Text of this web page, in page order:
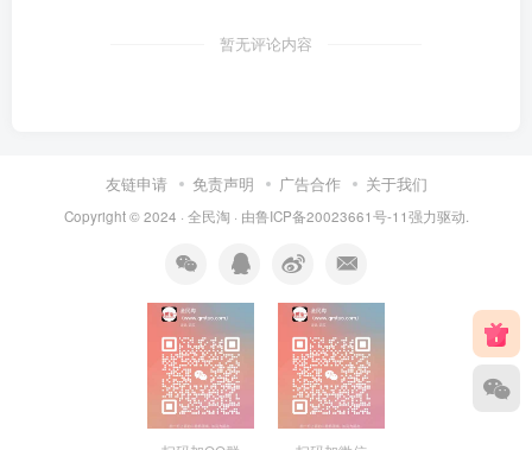
暂无评论内容
友链申请 免责声明 广告合作 关于我们
Copyright © 2024 · 全民淘 · 由鲁ICP备20023661号-11强力驱动.